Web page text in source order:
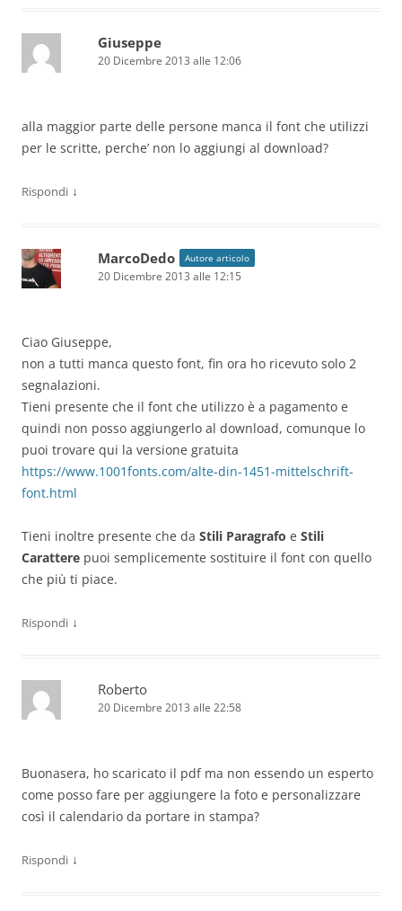
Giuseppe
20 Dicembre 2013 alle 12:06
alla maggior parte delle persone manca il font che utilizzi
per le scritte, perche’ non lo aggiungi al download?
Rispondi ↓
MarcoDedo Autore articolo
20 Dicembre 2013 alle 12:15
Ciao Giuseppe,
non a tutti manca questo font, fin ora ho ricevuto solo 2
segnalazioni.
Tieni presente che il font che utilizzo è a pagamento e
quindi non posso aggiungerlo al download, comunque lo
puoi trovare qui la versione gratuita
https://www.1001fonts.com/alte-din-1451-mittelschrift-
font.html
Tieni inoltre presente che da Stili Paragrafo e Stili
Carattere puoi semplicemente sostituire il font con quello
che più ti piace.
Rispondi ↓
Roberto
20 Dicembre 2013 alle 22:58
Buonasera, ho scaricato il pdf ma non essendo un esperto
come posso fare per aggiungere la foto e personalizzare
così il calendario da portare in stampa?
Rispondi ↓